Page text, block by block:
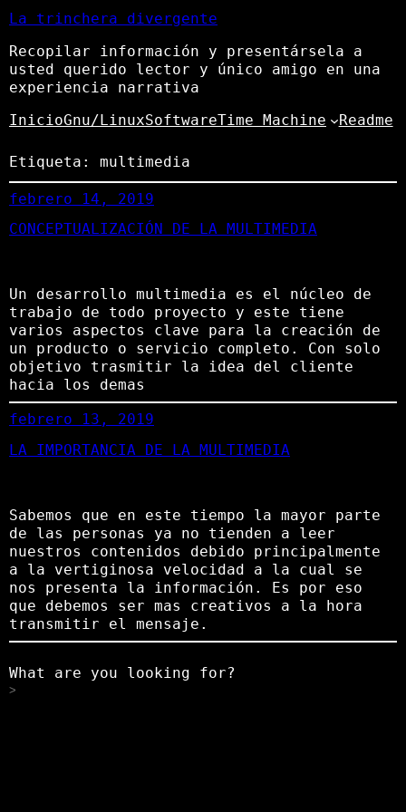
La trinchera divergente
Recopilar información y presentársela a
usted querido lector y único amigo en una
experiencia narrativa
InicioGnu/LinuxSoftwareTime Machine Readme
Etiqueta: multimedia
febrero 14, 2019
CONCEPTUALIZACIÓN DE LA MULTIMEDIA
Un desarrollo multimedia es el núcleo de
trabajo de todo proyecto y este tiene
varios aspectos clave para la creación de
un producto o servicio completo. Con solo
objetivo trasmitir la idea del cliente
hacia los demas
febrero 13, 2019
LA IMPORTANCIA DE LA MULTIMEDIA
Sabemos que en este tiempo la mayor parte
de las personas ya no tienden a leer
nuestros contenidos debido principalmente
a la vertiginosa velocidad a la cual se
nos presenta la información. Es por eso
que debemos ser mas creativos a la hora
transmitir el mensaje.
What are you looking for?